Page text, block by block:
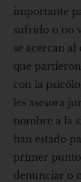
importante
sufrido o no
se acercan
que
con la
les asesora
nombre a la
han estado
primer punto
denunciar o